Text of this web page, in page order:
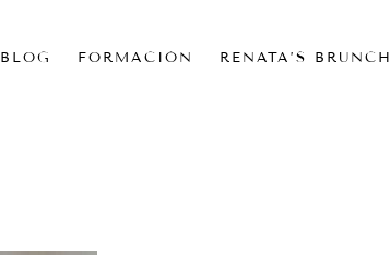
BLOG FORMACIÓN RENATA’S BRUNCH